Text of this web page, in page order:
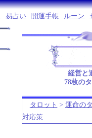
易占い 開運手帳 ルーン
経営と
78枚の
タロット > 運命の
対応策